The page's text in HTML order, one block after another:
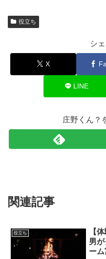
役立ち
シ
X
LINE
庄野くん？
関連記事
役立ち
【
男
ー